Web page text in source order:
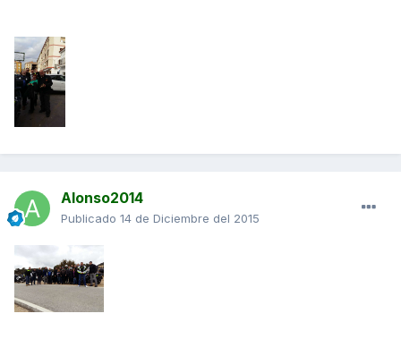
Alonso2014
Publicado 14 de Diciembre del 2015